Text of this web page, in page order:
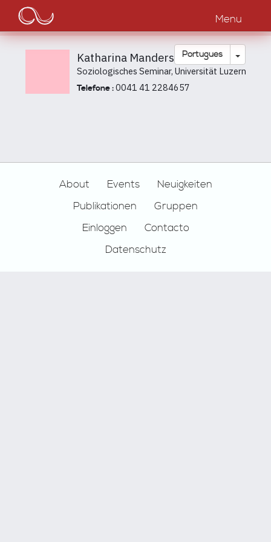
Passar
o
conteúdo
Main
navigation
Menu
Português Toggle
Katharina Manderscheid
Soziologisches Seminar, Universität Luzern
Telefone :0041 41 2284657
About Events
Neuigkeiten
Publikationen
Gruppen
Einloggen
Contacto
Datenschutz